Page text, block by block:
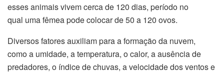
esses animais vivem cerca de 120 dias, período no
qual uma fêmea pode colocar de 50 a 120 ovos.
Diversos fatores auxiliam para a formação da nuvem,
como a umidade, a temperatura, o calor, a ausência de
predadores, o índice de chuvas, a velocidade dos ventos e